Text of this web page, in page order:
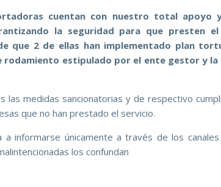
cuentan con nuestro total apoyo
la seguridad para que presten
que 2 de ellas han implementado plan
rodamiento estipulado por el ente gestor y
las medidas sancionatorias y de respectivo
que no han prestado el servicio.
a informarse únicamente a través de los
los confundan